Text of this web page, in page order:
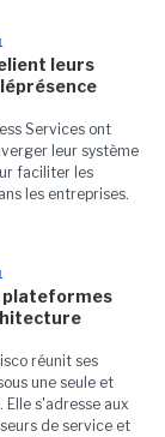
leurs
Services ont
leur système
faciliter les
les entreprises.
plateformes
réunit ses
une seule et
s'adresse aux
de service et